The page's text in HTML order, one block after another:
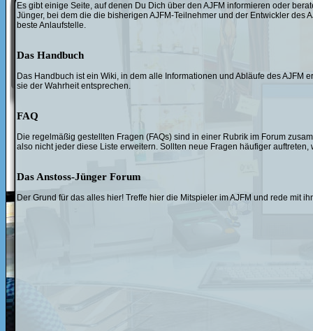
Es gibt einige Seite, auf denen Du Dich über den AJFM informieren oder
Jünger, bei dem die die bisherigen AJFM-Teilnehmer und der Entwickler des
beste Anlaufstelle.
Das Handbuch
Das Handbuch ist ein Wiki, in dem alle Informationen und Abläufe des
sie der Wahrheit entsprechen.
FAQ
Die regelmäßig gestellten Fragen (FAQs) sind in einer Rubrik im Forum
also nicht jeder diese Liste erweitern. Sollten neue Fragen häufiger auftreten,
Das Anstoss-Jünger Forum
Der Grund für das alles hier! Treffe hier die Mitspieler im AJFM und rede mit